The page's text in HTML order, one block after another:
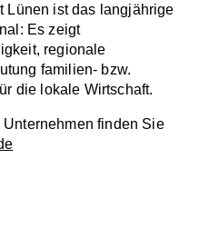
Lünen ist das langjährige
Es zeigt
regionale
familien- bzw.
die lokale Wirtschaft.
finden Sie